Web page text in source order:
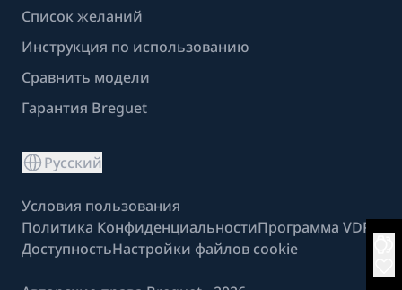
Список желаний
Инструкция по использованию
Сравнить модели
Гарантия Breguet
Русский
Условия пользования
Политика КонфиденциальностиПрограмма VDP
ДоступностьНастройки файлов cookie